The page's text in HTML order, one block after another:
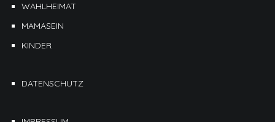
WAHLHEIMAT
MAMASEIN
KINDER
DATENSCHUTZ